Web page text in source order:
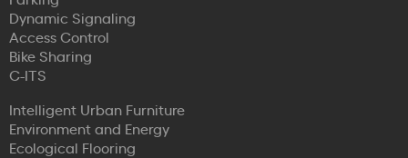
Dynamic Signaling
Access Control
Bike Sharing
C-ITS
Intelligent Urban Furniture
Environment and Energy
Ecological Flooring